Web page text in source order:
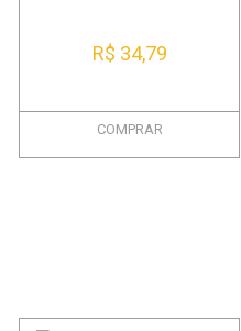
R$ 34,79
COMPRAR